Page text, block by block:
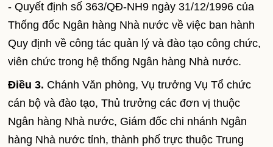
- Quyết định số 363/QĐ-NH9 ngày 31/12/1996 của
Thống đốc Ngân hàng Nhà nước về việc ban hành
Quy định về công tác quản lý và đào tạo công chức,
viên chức trong hệ thống Ngân hàng Nhà nước.
Điều 3. Chánh Văn phòng, Vụ trưởng Vụ Tổ chức
cán bộ và đào tạo, Thủ trưởng các đơn vị thuộc
Ngân hàng Nhà nước, Giám đốc chi nhánh Ngân
hàng Nhà nước tỉnh, thành phố trực thuộc Trung